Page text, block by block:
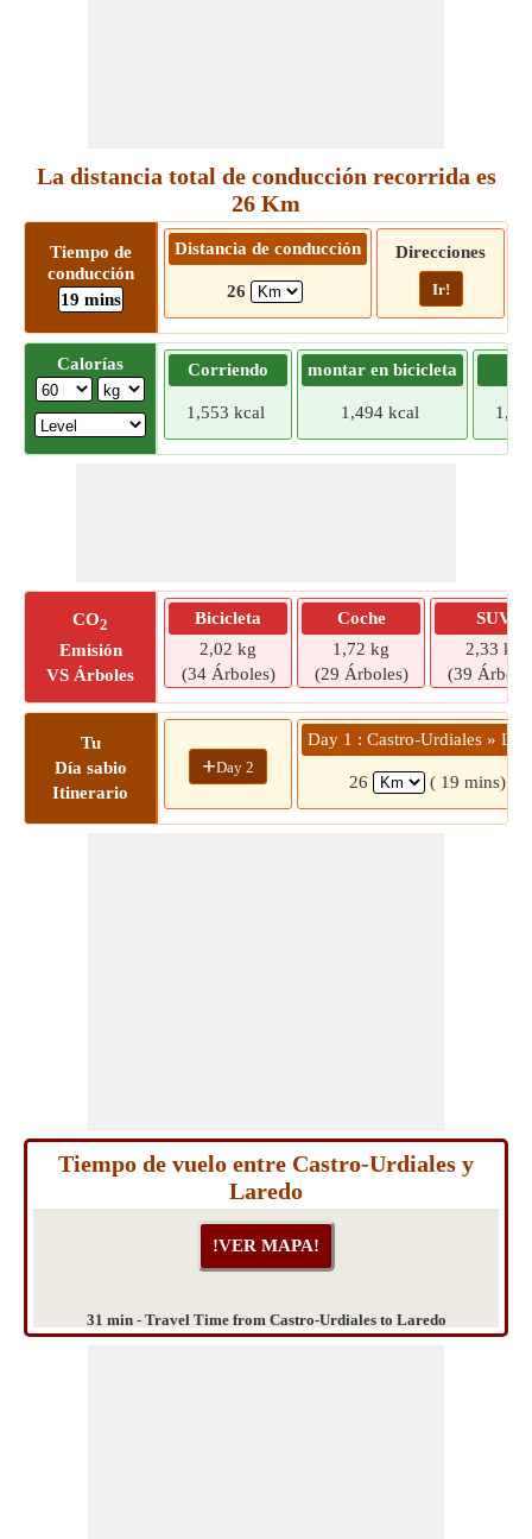
La distancia total de conducción recorrida es
26 Km
Tiempo de
conducción
19 mins
Distancia de conducción
26
Direcciones
Ir!
Calorías Corriendo
1,553 kcal
montar en bicicleta
1,494 kcal
CO2
Emisión
VS Árboles
Bicicleta
2,02 kg
(34 Árboles)
Coche
1,72 kg
(29 Árboles)
SUV
2,33 kg
(39
Tu
Día sabio
Itinerario
+Day 2
Day 1 : Castro-Urdiales »
26 ( 19 mins)
Tiempo de vuelo entre Castro-Urdiales y
Laredo
31 min - Travel Time from Castro-Urdiales to Laredo